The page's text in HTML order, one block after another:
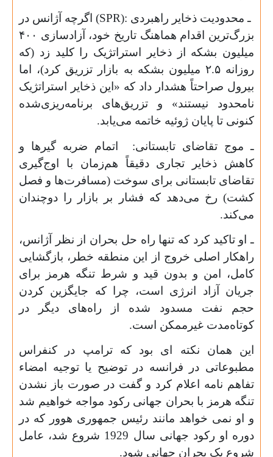
ـ محدودیت ذخایر راهبردی (SPR): اگرچه آژانس در
بزرگ‌ترین اقدام هماهنگ تاریخ خود، آزادسازی ۴۰۰
میلیون بشکه از ذخایر استراتژیک را کلید زد (که
روزانه ۲.۵ میلیون بشکه به بازار تزریق کرد)، اما
بیرول صراحتاً هشدار داد که «این ذخایر استراتژیک
نامحدود نیستند» و تزریق‌های برنامه‌ریزی‌شده
کنونی تا پایان ژوئیه خاتمه می‌یابد.
ـ موج تقاضای تابستانی: اتمام ضربه گیرها و
کاهش ذخایر تجاری دقیقاً هم‌زمان با اوج‌گیری
تقاضای تابستانی برای سوخت (مسافرت‌ها و فصل
کشت) رخ می‌دهد که فشار بر بازار را دوچندان
می‌کند.
ـ او تاکید کرد که تنها راه حل بحران از نظر آژانس،
راهکار اصلی خروج از این منطقه خطر، بازگشایی
کامل، امن و بدون قید و شرط تنگه هرمز برای
جریان آزاد انرژی است، چرا که جایگزین کردن
حجم نفت مسدود شده از راه‌های دیگر در
کوتاه‌مدت غیرممکن است.
این همان نکته ای بود که ترامپ در کنفراس
مطبوعاتی در فرانسه در توضیح یا توجیه امضاء
تفاهم نامه اعلام کرد و گفت در صورت باز نشدن
تنگه هرمز با بحران جهانی رکود مواجه خواهیم شد
و او نمی خواهد مانند رئیس جمهوری هوور که در
دوره او رکود جهانی سال 1929 شروع شد، عامل
شروع یک بحران جهانی شود.